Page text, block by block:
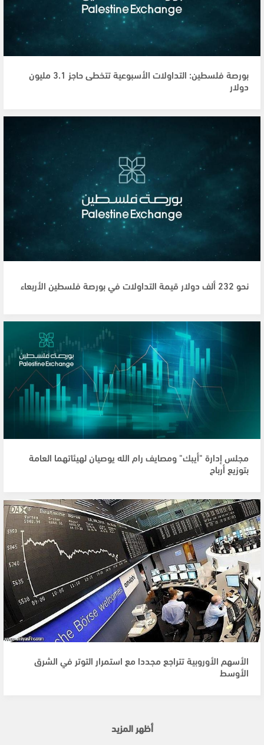
بورصة فلسطين: التداولات الأسبوعية تتخطى حاجز 3.1 مليون
دولار
نحو 232 ألف دولار قيمة التداولات في بورصة فلسطين الأربعاء
مجلس إدارة "أيبك" ومصايف رام الله يوصيان لهيئاتهما العامة
بتوزيع أرباح
الأسهم الأوروبية تتراجع مجددا مع استمرار التوتر في الشرق
الأوسط
أظهر المزيد